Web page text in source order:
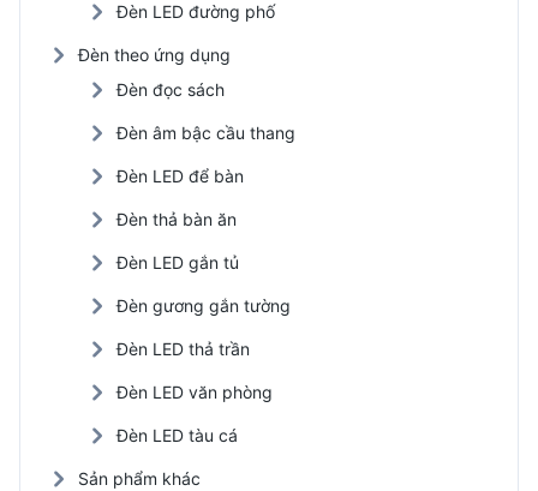
Đèn LED đường phố
Đèn theo ứng dụng
Đèn đọc sách
Đèn âm bậc cầu thang
Đèn LED để bàn
Đèn thả bàn ăn
Đèn LED gắn tủ
Đèn gương gắn tường
Đèn LED thả trần
Đèn LED văn phòng
Đèn LED tàu cá
Sản phẩm khác